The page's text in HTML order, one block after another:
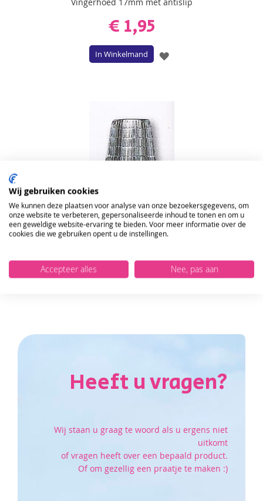
€ 1,95
In Winkelmand
VOEG
Vingerhoed 18mm met antislip
€ 1,95
In Winkelmand
VOEG
Heeft u vragen?
Wij staan u graag te woord als u ergens niet
uitkomt
of vragen heeft over een bepaald product.
Of om gezellig een praatje te maken :)
ONTVANG DE NIEUWSBRIEF EN KRIJG
10%KORTING OP JE EERSTE ONLINE
BESTELLING!
VERSTUUR
Wij gebruiken cookies
We kunnen deze plaatsen voor analyse van onze bezoekersgegevens, om
onze website te verbeteren, gepersonaliseerde inhoud te tonen en om u
een geweldige website-ervaring te bieden. Voor meer informatie over de
cookies die we gebruiken opent u de instellingen.
Accepteer alles Nee, pas aan